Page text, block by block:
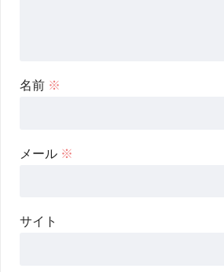
名前 ※
メール ※
サイト